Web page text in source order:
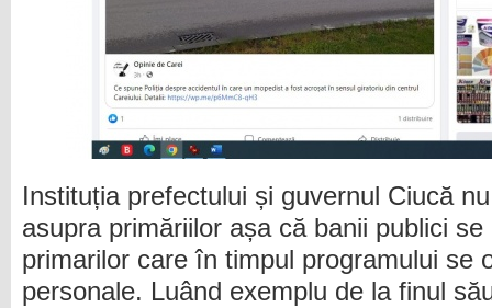
Instituția prefectului și guvernul Ciucă
asupra primăriilor așa că banii publici
primarilor care în timpul programului se
personale. Luând exemplu de la finul